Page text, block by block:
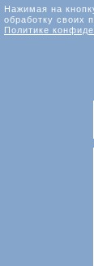
Нажимая на
обработку своих
Политике